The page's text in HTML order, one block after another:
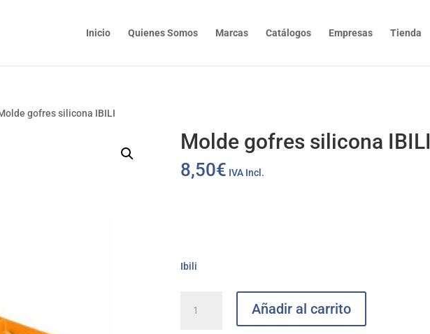
Inicio Quienes Somos Marcas Catálogos Empresas Tienda
gofres silicona IBILI
Molde gofres silicona IBILI
8,50€ IVA Incl.
Ibili
gofres
Añadir al carrito